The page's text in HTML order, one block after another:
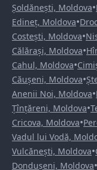
Șoldănești, Moldova•
Edineț, Moldova•
Costești, Moldova•
Călărași, Moldova•
Cahul, Moldova•
Căușeni, Moldova•
Anenii Noi, Moldova•
Țînțăreni, Moldova•
Cricova, Moldova•
Vadul lui Vodă,
Vulcănești, Moldova•
Dondușeni, Moldova•